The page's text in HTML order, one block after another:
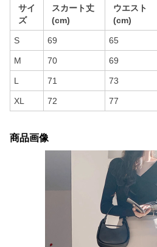
サイ
ズ
スカート丈
(cm)
ウエスト
(cm)
S 69 65
M 70 69
L 71 73
XL 72 77
商品画像